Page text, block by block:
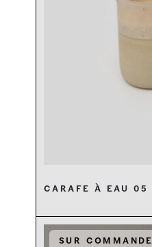
Carafe à eau 05
Sur commande